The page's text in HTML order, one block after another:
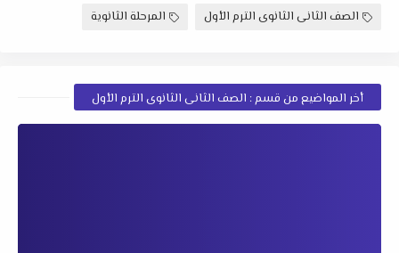
الصف الثانى الثانوى الترم الأول المرحلة الثانوية
أخر المواضيع من قسم : الصف الثانى الثانوى الترم الأول